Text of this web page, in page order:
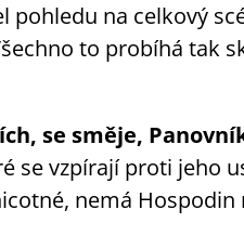
pohledu na celkový
to probíhá tak
se směje,
se vzpírají proti jeho
nemá Hospodin